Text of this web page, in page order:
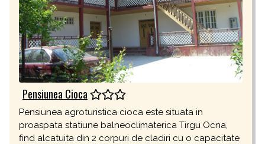
Pensiunea Cioca
Pensiunea agroturistica cioca este situata in
proaspata statiune balneoclimaterica Tirgu Ocna,
find alcatuita din 2 corpuri de cladiri cu o capacitate